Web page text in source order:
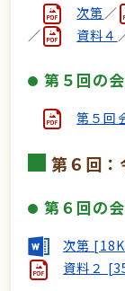
次第 ／
／
資料４
第５回の
第５回
第６回
第６回の
次第
資料２